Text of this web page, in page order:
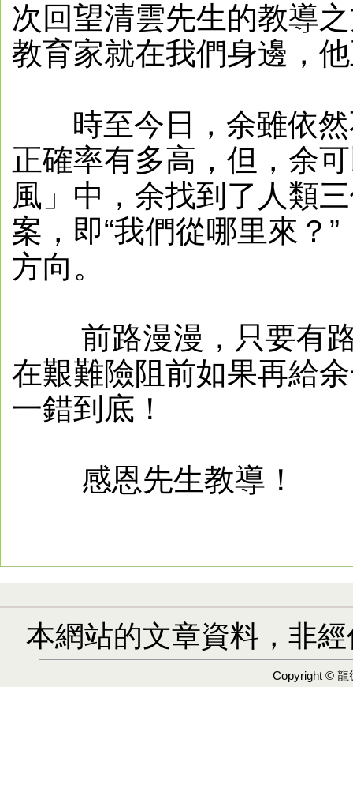
次回望清雲先生的教導
教育家就在我們身邊，
時至今日，余雖依然
正確率有多高，但，余
風」中，余找到了人類
案，即“我們從哪里來？
方向。
前路漫漫，只要有路
在艱難險阻前如果再給
一錯到底！
感恩先生教導！
本網站的文章資料，非
Copyright © 龍